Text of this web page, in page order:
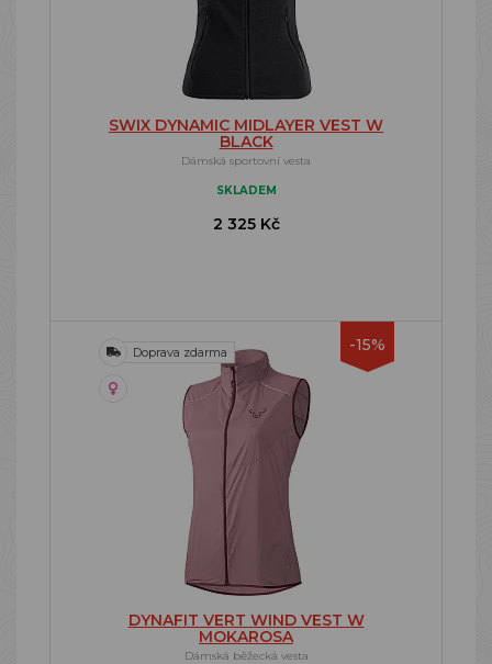
SWIX DYNAMIC MIDLAYER VEST W
BLACK
Dámská sportovní vesta
SKLADEM
2 325 Kč
-15%
Doprava zdarma
DYNAFIT VERT WIND VEST W
MOKAROSA
Dámská běžecká vesta